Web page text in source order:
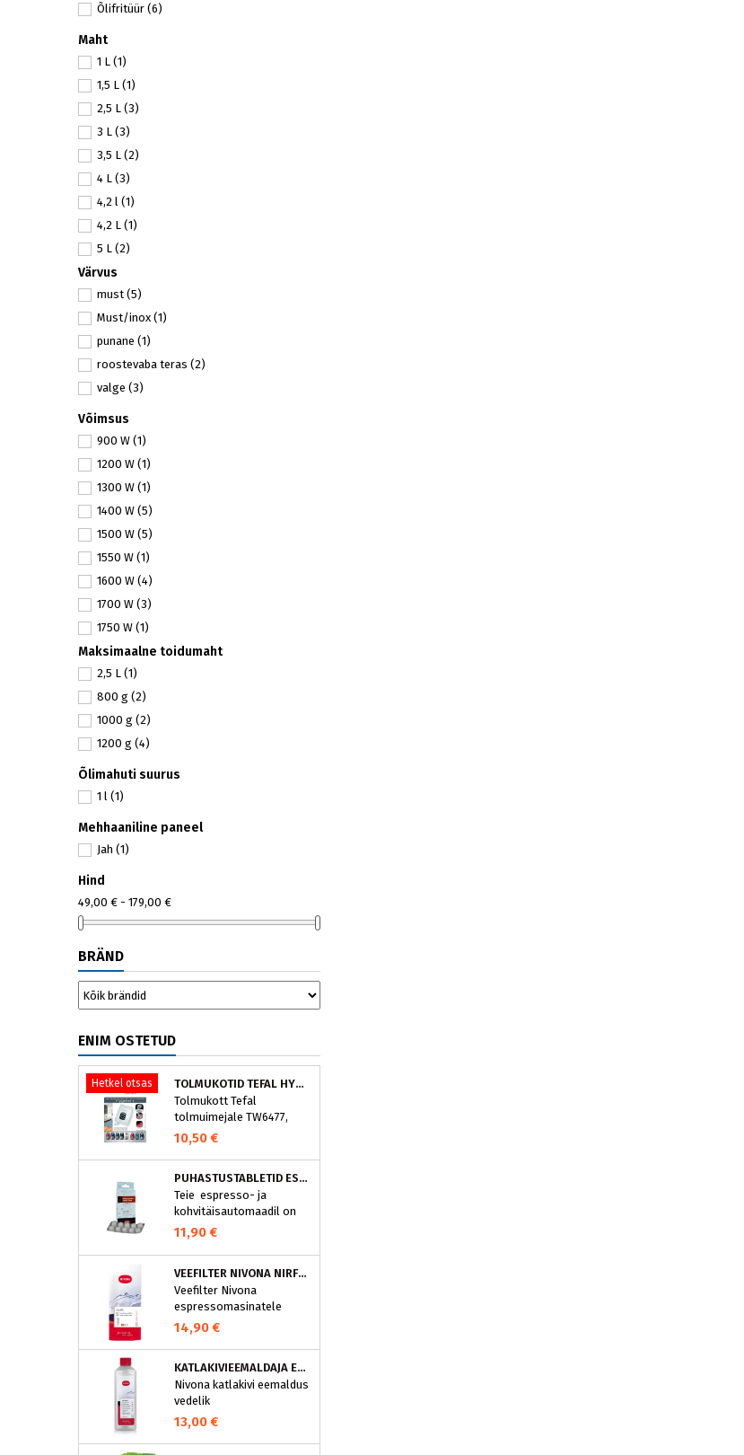
Stollar(1)
Tefal
Õlifritüür (6)
Maht
1 L (1)
1,5 L (1)
2,5 L (3)
3 L (3)
3,5 L (2)
4 L (3)
4,2 l (1)
4,2 L (1)
5 L (2)
5,5 L
6 L(3)
6,5 L(1)
7,6 L(1)
8 L(2)
11 L(1)
Värvus
must (5)
Must/inox (1)
punane (1)
roostevaba teras (2)
valge (3)
Võimsus
900 W (1)
1200 W (1)
1300 W (1)
1400 W (5)
1500 W (5)
1550 W (1)
1600 W (4)
1700 W (3)
1750 W (1)
1750 W(1)
1800 W
2000 W(4)
2000 W(1)
2200 W(1)
3000 W
Maksimaalne toidumaht
2,5 L (1)
800 g (2)
1000 g (2)
1200 g (4)
Õlimahuti suurus
1 l (1)
Mehhaaniline paneel
Jah (1)
Hind
49,00 € - 179,00 €
BRÄND
ENIM OSTETUD
Hetkel otsas
TOLMUKOTID TEFAL HYGIENE+ ZR200540 (4 TK)
Tolmukott Tefal
tolmuimejale TW6477,
TW6886..
10,50 €
PUHASTUSTABLETID ESPRESSOMASINALE, NIVONA 390701200
Teie espresso- ja
kohvitäisautomaadil on
integreeritud
puhastusprogramm.
NIVONA puhastustabletid
on loodud spetsiaalselt
selle programmi jaoks ja
eraldavad mustuse nagu
nt kohvirasva
aparaati ja tagab täiusliku
aroomi.
11,90 €
VEEFILTER NIVONA NIRF701
Veefilter Nivona
espressomasinatele
14,90 €
KATLAKIVIEEMALDAJA ESPRESSOMASINATELE, NIVONA (500 ML)
Nivona katlakivi eemaldus
vedelik
espressomasinatele
13,00 €